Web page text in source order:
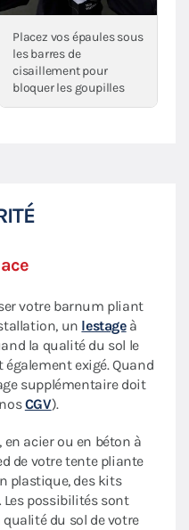
Placez vos épaules sous
les barres de
cisaillement pour
bloquer les goupilles
votre barnum pliant
un lestageà
la qualité du sol le
exigé. Quand
supplémentaire doit
CGV).
en acier ou en béton à
de votre tente pliante
plastique, des kits
possibilités sont
du sol de votre